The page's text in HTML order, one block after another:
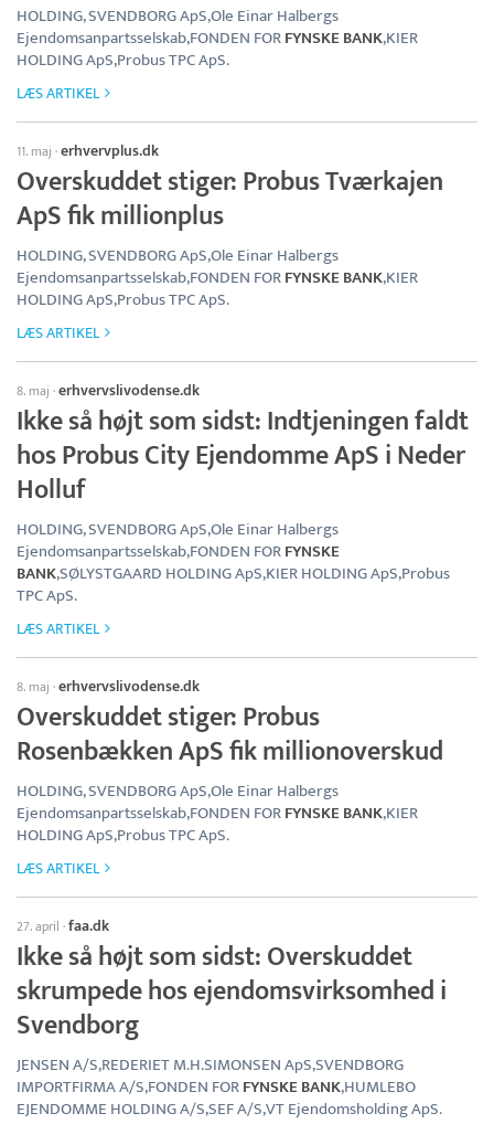
HOLDING, SVENDBORG ApS,Ole Einar Halbergs
Ejendomsanpartsselskab,FONDEN FORFYNSKE BANK,KIER
HOLDING ApS,Probus TPC ApS.
LÆS ARTIKEL
11. maj ·erhvervplus.dk
Overskuddet stiger: Probus Tværkajen
ApS fik millionplus
HOLDING, SVENDBORG ApS,Ole Einar Halbergs
Ejendomsanpartsselskab,FONDEN FORFYNSKE BANK,KIER
HOLDING ApS,Probus TPC ApS.
LÆS ARTIKEL
8. maj ·erhvervslivodense.dk
Ikke så højt som sidst: Indtjeningen faldt
hos Probus City Ejendomme ApS i Neder
Holluf
HOLDING, SVENDBORG ApS,Ole Einar Halbergs
Ejendomsanpartsselskab,FONDEN FORFYNSKE
BANK,SØLYSTGAARD HOLDING ApS,KIER HOLDING ApS,Probus
TPC ApS.
LÆS ARTIKEL
8. maj ·erhvervslivodense.dk
Overskuddet stiger: Probus
Rosenbækken ApS fik millionoverskud
HOLDING, SVENDBORG ApS,Ole Einar Halbergs
Ejendomsanpartsselskab,FONDEN FORFYNSKE BANK,KIER
HOLDING ApS,Probus TPC ApS.
LÆS ARTIKEL
27. april ·faa.dk
Ikke så højt som sidst: Overskuddet
skrumpede hos ejendomsvirksomhed i
Svendborg
JENSEN A/S,REDERIET M.H.SIMONSEN ApS,SVENDBORG
IMPORTFIRMA A/S,FONDEN FORFYNSKE BANK,HUMLEBO
EJENDOMME HOLDING A/S,SEF A/S,VT Ejendomsholding ApS.